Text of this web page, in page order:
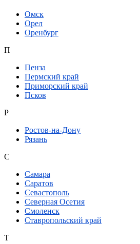
Омск
Орел
Оренбург
П
Пенза
Пермский край
Приморский край
Псков
Р
Ростов-на-Дону
Рязань
С
Самара
Саратов
Севастополь
Северная Осетия
Смоленск
Ставропольский край
Т